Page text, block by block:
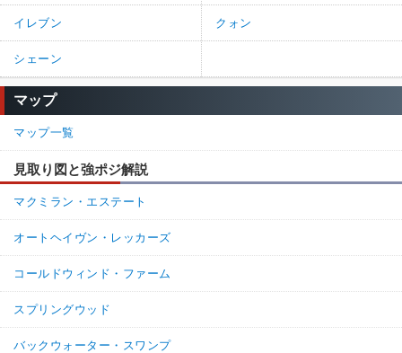
イレブン クォン
シェーン
マップ
マップ一覧
見取り図と強ポジ解説
マクミラン・エステート
オートヘイヴン・レッカーズ
コールドウィンド・ファーム
スプリングウッド
バックウォーター・スワンプ